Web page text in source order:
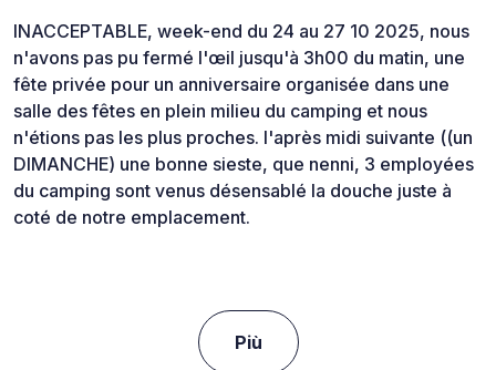
INACCEPTABLE, week-end du 24 au 27 10 2025, nous
n'avons pas pu fermé l'œil jusqu'à 3h00 du matin, une
fête privée pour un anniversaire organisée dans une
salle des fêtes en plein milieu du camping et nous
n'étions pas les plus proches. l'après midi suivante ((un
DIMANCHE) une bonne sieste, que nenni, 3 employées
du camping sont venus désensablé la douche juste à
coté de notre emplacement.
Più